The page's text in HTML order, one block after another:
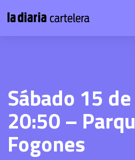
Sábado 15
20:50 –
Fogones